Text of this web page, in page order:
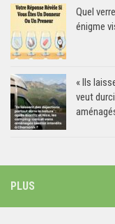
Quel
énigme
« Ils
veut
PLUS